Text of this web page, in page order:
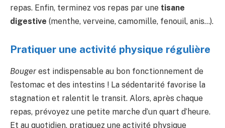
repas. Enfin, terminez vos repas par une tisane
digestive (menthe, verveine, camomille, fenouil, anis…).
Pratiquer une activité physique régulière
Bouger est indispensable au bon fonctionnement de
l’estomac et des intestins ! La sédentarité favorise la
stagnation et ralentit le transit. Alors, après chaque
repas, prévoyez une petite marche d’un quart d’heure.
Et au quotidien, pratiquez une activité physique